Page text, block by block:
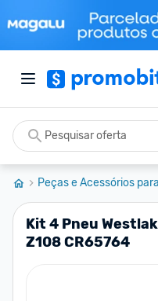
Peças e Acessórios
Kit 4 Pneu
Z108 CR65764